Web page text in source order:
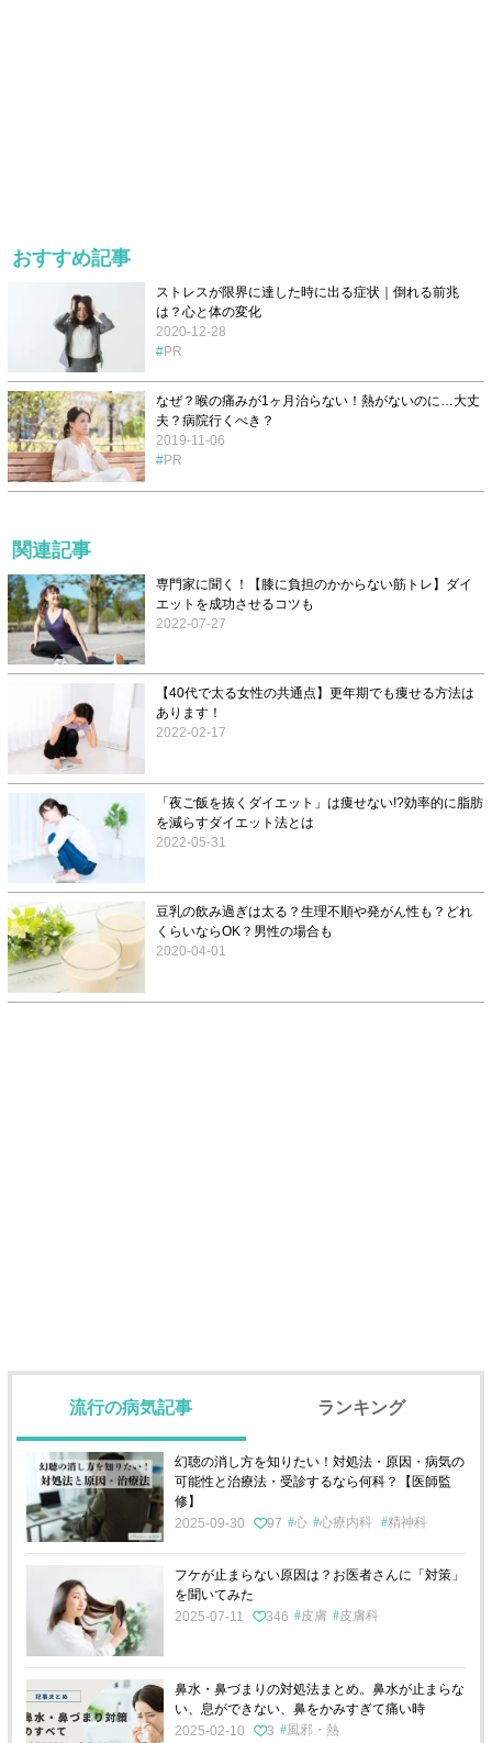
おすすめ記事
ストレスが限界に達した時に出る症状｜倒れる前兆
は？心と体の変化
2020-12-28
PR
なぜ？喉の痛みが1ヶ月治らない！熱がないのに…大丈
夫？病院行くべき？
2019-11-06
PR
関連記事
専門家に聞く！【膝に負担のかからない筋トレ】ダイ
エットを成功させるコツも
2022-07-27
【40代で太る女性の共通点】更年期でも痩せる方法は
あります！
2022-02-17
「夜ご飯を抜くダイエット」は痩せない!?効率的に脂肪
を減らすダイエット法とは
2022-05-31
豆乳の飲み過ぎは太る？生理不順や発がん性も？どれ
くらいならOK？男性の場合も
2020-04-01
流行の病気記事 ランキング
幻聴の消し方を知りたい！対処法・原因・病気の
可能性と治療法・受診するなら何科？【医師監
修】
2025-09-30
97 心 心療内科 精神科
フケが止まらない原因は？お医者さんに「対策」
を聞いてみた
2025-07-11
346 皮膚 皮膚科
鼻水・鼻づまりの対処法まとめ。鼻水が止まらな
い、息ができない、鼻をかみすぎて痛い時
2025-02-10
3 風邪・熱